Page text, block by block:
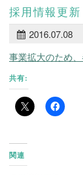
採用情報更新
2016.07.08
事業拡大のため、
共有:
関連